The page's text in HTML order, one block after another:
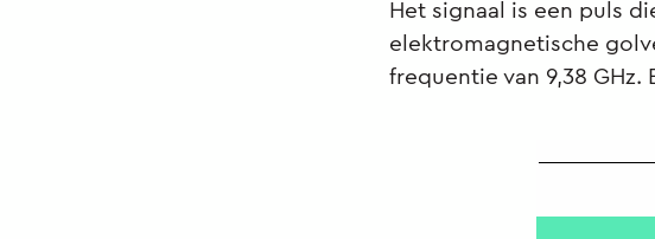
Het signaal is een puls
elektromagnetische
frequentie van 9,38 GHz.